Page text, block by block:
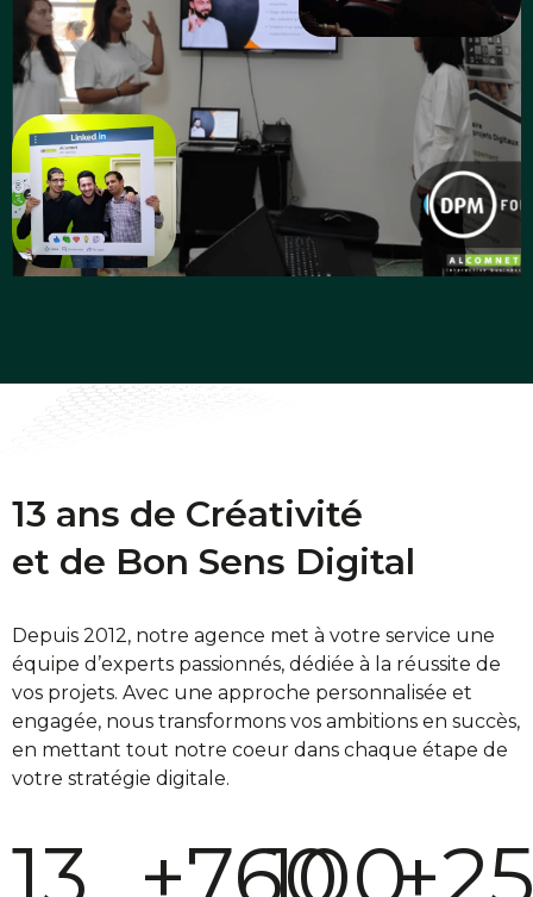
13 ans de Créativité
et de Bon Sens Digital
Depuis 2012, notre agence met à votre service une
équipe d’experts passionnés, dédiée à la réussite de
vos projets. Avec une approche personnalisée et
engagée, nous transformons vos ambitions en succès,
en mettant tout notre coeur dans chaque étape de
votre stratégie digitale.
13 +760100+